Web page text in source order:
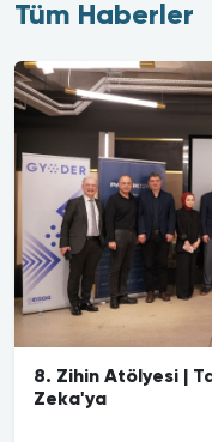
Tüm Haberler
8. Zihin Atölyesi |
Zeka'ya